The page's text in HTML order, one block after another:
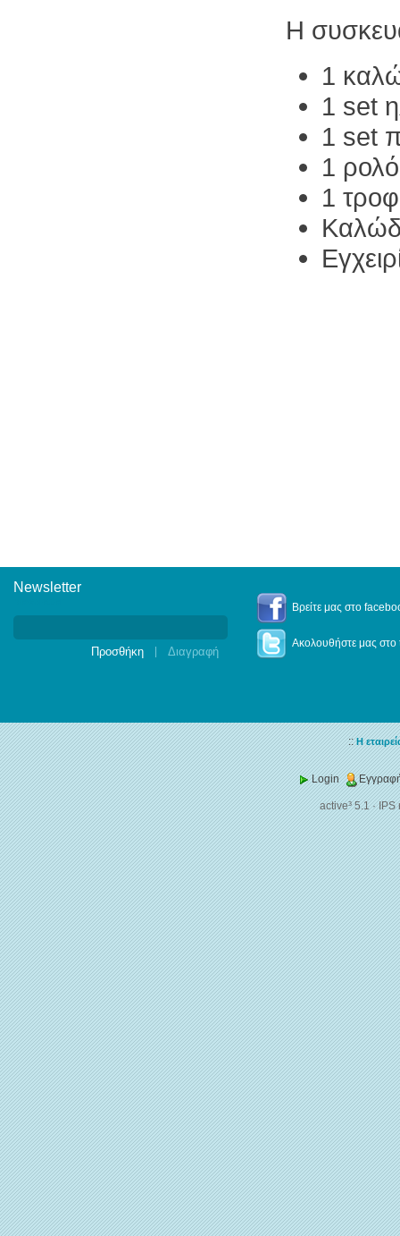
Η
1
1 set
1 set
1
1
Newsletter
Βρείτε μας στο
Ακολουθήστε μας στο
::Η
Login
active³ 5.1·IPS